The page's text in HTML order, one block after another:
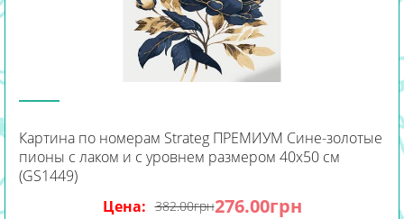
Картина по номерам Strateg ПРЕМИУМ Сине-золотые
пионы с лаком и с уровнем размером 40х50 см
(GS1449)
Цена: 382.00грн276.00грн